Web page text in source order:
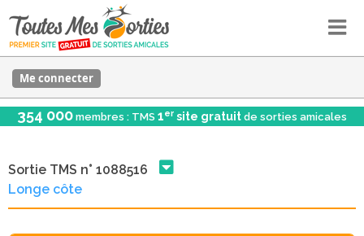
Me connecter
354 000 membres : TMS 1er site gratuit de sorties amicales
Sortie TMS n° 1088516
Longe côte